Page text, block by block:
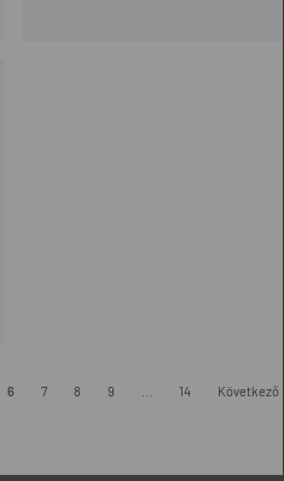
6 7 8 9 14 Következő